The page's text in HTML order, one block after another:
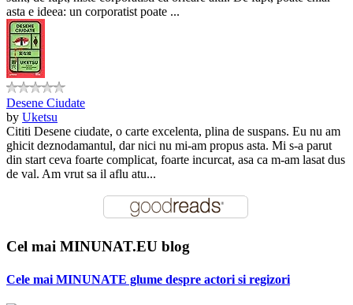
asta e ideea: un corporatist poate ...
Desene Ciudate
by Uketsu
Cititi Desene ciudate, o carte excelenta, plina de suspans. Eu nu am
ghicit deznodamantul, dar nici nu mi-am propus asta. Mi s-a parut
din start ceva foarte complicat, foarte incurcat, asa ca m-am lasat dus
de val. Am vrut sa il aflu atu...
Cel mai MINUNAT.EU blog
Cele mai MINUNATE glume despre actori si regizori